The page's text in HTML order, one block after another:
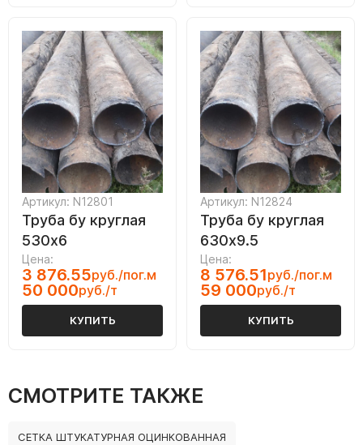
Артикул: N12801
Труба бу круглая
530х6
Цена:
3 876.55руб./пог.м
50 000руб./т
КУПИТЬ
Артикул: N12824
Труба бу круглая
630х9.5
Цена:
8 576.51руб./пог.м
59 000руб./т
КУПИТЬ
СМОТРИТЕ ТАКЖЕ
СЕТКА ШТУКАТУРНАЯ ОЦИНКОВАННАЯ